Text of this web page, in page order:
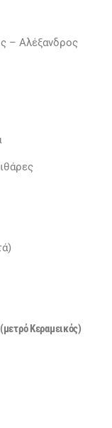
– Αλέξανδρος
Κεραμεικός)